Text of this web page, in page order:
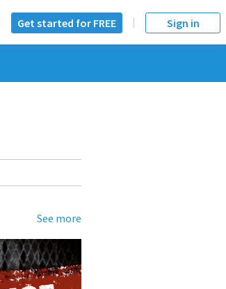
Get started for FREE Sign in
See more